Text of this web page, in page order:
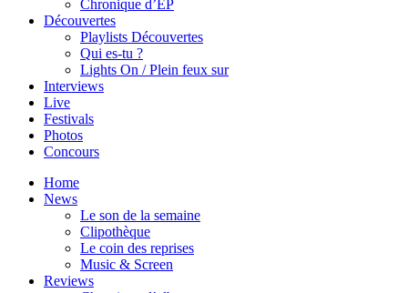
Chronique d’EP
Découvertes
Playlists Découvertes
Qui es-tu ?
Lights On / Plein feux sur
Interviews
Live
Festivals
Photos
Concours
Home
News
Le son de la semaine
Clipothèque
Le coin des reprises
Music & Screen
Reviews